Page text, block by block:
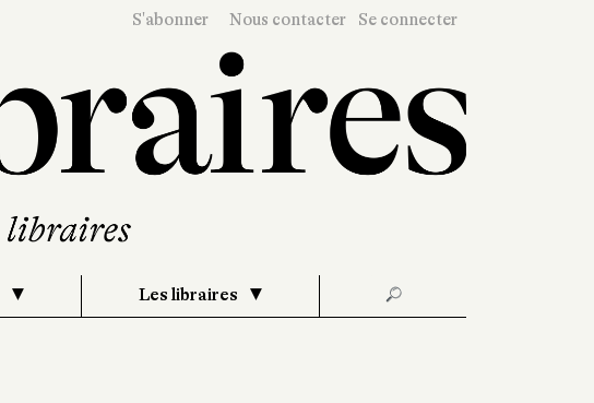
S'abonner Nous contacter Se connecter
Les libraires 🔎